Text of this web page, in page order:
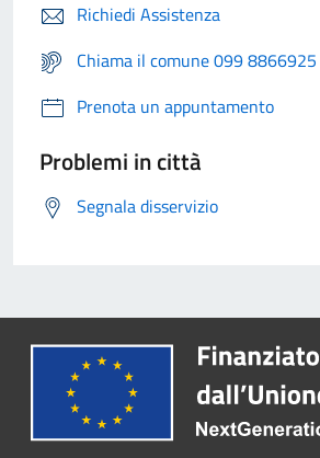
Richiedi Assistenza
Chiama il comune 099 8866925
Prenota un appuntamento
Problemi in città
Segnala disservizio